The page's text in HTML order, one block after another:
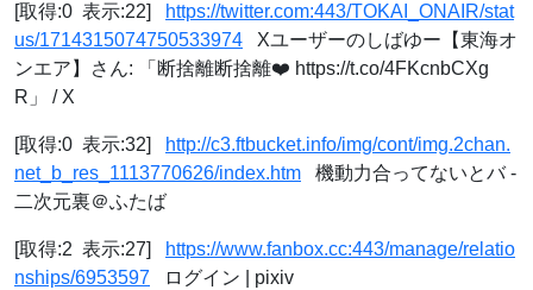
[取得:0 表示:22]
https://twitter.com:443/TOKAI_ONAIR/stat
us/1714315074750533974 Xユーザーのしばゆー【東海オ
ンエア】さん: 「断捨離断捨離❤️ https://t.co/4FKcnbCXg
R」 / X
[取得:0 表示:32]
http://c3.ftbucket.info/img/cont/img.2chan.
net_b_res_1113770626/index.htm 機動力合ってないとバ -
二次元裏＠ふたば
[取得:2 表示:27]
https://www.fanbox.cc:443/manage/relatio
nships/6953597 ログイン | pixiv